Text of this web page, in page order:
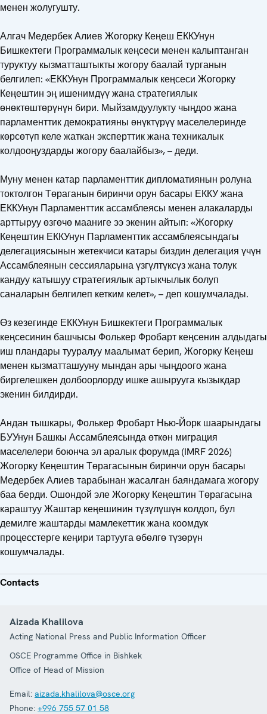
менен жолугушту.
Алгач Медербек Алиев Жогорку Кеңеш ЕККУнун
Бишкектеги Программалык кеңсеси менен калыптанган
туруктуу кызматташтыкты жогору баалай турганын
белгилеп: «ЕККУнун Программалык кеңсеси Жогорку
Кеңештин эң ишенимдүү жана стратегиялык
өнөктөштөрүнүн бири. Мыйзамдуулукту чыңдоо жана
парламенттик демократияны өнүктүрүү маселелеринде
көрсөтүп келе жаткан эксперттик жана техникалык
колдооңуздарды жогору баалайбыз», – деди.
Муну менен катар парламенттик дипломатиянын ролуна
токтолгон Төраганын биринчи орун басары ЕККУ жана
ЕККУнун Парламенттик ассамблеясы менен алакаларды
арттыруу өзгөчө мааниге ээ экенин айтып: «Жогорку
Кеңештин ЕККУнун Парламенттик ассамблеясындагы
делегациясынын жетекчиси катары биздин делегация үчүн
Ассамблеянын сессияларына үзгүлтүксүз жана толук
кандуу катышуу стратегиялык артыкчылык болуп
саналарын белгилеп кетким келет», – деп кошумчалады.
Өз кезегинде ЕККУнун Бишкектеги Программалык
кеңсесинин башчысы Фолькер Фробарт кеңсенин алдыдагы
иш пландары тууралуу маалымат берип, Жогорку Кеңеш
менен кызматташууну мындан ары чыңдоого жана
биргелешкен долбоорлорду ишке ашырууга кызыкдар
экенин билдирди.
Андан тышкары, Фолькер Фробарт Нью-Йорк шаарындагы
БУУнун Башкы Ассамблеясында өткөн миграция
маселелери боюнча эл аралык форумда (IMRF 2026)
Жогорку Кеңештин Төрагасынын биринчи орун басары
Медербек Алиев тарабынан жасалган баяндамага жогору
баа берди. Ошондой эле Жогорку Кеңештин Төрагасына
караштуу Жаштар кеңешинин түзүлүшүн колдоп, бул
демилге жаштарды мамлекеттик жана коомдук
процесстерге кеңири тартууга өбөлгө түзөрүн
кошумчалады.
Contacts
Aizada Khalilova
Acting National Press and Public Information Officer
OSCE Programme Office in Bishkek
Office of Head of Mission
Email: aizada.khalilova@osce.org
Phone: +996 755 57 01 58